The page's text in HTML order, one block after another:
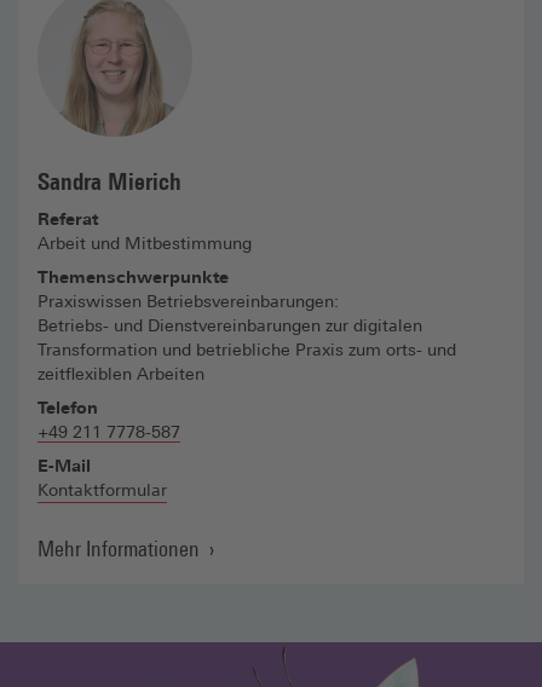
Sandra Mierich
Referat
Arbeit und Mitbestimmung
Themenschwerpunkte
Praxiswissen Betriebsvereinbarungen:
Betriebs- und Dienstvereinbarungen zur digitalen
Transformation und betriebliche Praxis zum orts- und
zeitflexiblen Arbeiten
Telefon
+49 211 7778-587
E-Mail
Kontaktformular
Mehr Informationen